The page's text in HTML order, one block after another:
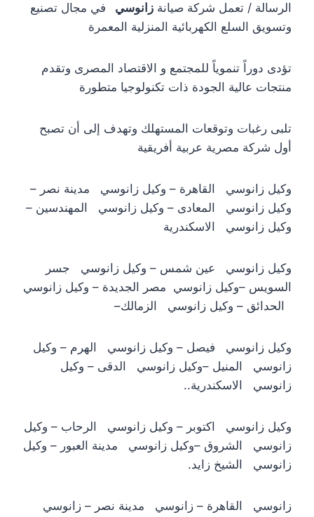
الرسالة / تعمل شركة صيانة زانوسي
في مجال تصنيع
وتسويق السلع الكهربائية المنزلية المعمرة
تؤدى دوراً تنموياً للمجتمع و الاقتصاد المصرى وتقدم
منتجات عالية الجودة ذات تكنولوجيا متطورة
تلبى رغبات وتوقعات المستهلك وتهدف إلى أن تصبح
أول شركة مصرية عربية أفريقية
وكيل زانوسي القاهرة – وكيل زانوسي مدينة نصر –
وكيل زانوسي المعادى – وكيل زانوسي المهندسين –
وكيل زانوسي الاسكندرية
وكيل زانوسي عين شمس – وكيل زانوسي جسر
السويس –وكيل زانوسي مصر الجديدة – وكيل زانوسي
الحدائق – وكيل زانوسي الزمالك–
وكيل زانوسي فيصل – وكيل زانوسي الهرم – وكيل
زانوسي المنيل –وكيل زانوسي الدقى – وكيل
زانوسي الاسكندرية..
وكيل زانوسي اكتوبر – وكيل زانوسي الرحاب – وكيل
زانوسي الشروق –وكيل زانوسي مدينة العبور – وكيل
زانوسي الشيخ زايد.
زانوسي القاهرة – زانوسي مدينة نصر – زانوسي